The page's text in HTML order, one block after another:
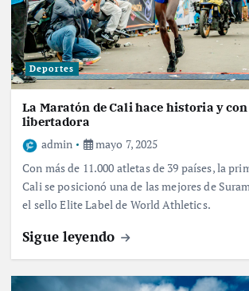
Deportes
La Maratón de Cali hace historia y
libertadora
admin
mayo 7, 2025
Con más de 11.000 atletas de 39 países, la
Cali se posicionó una de las mejores de
el sello Elite Label de World Athletics.
Sigue leyendo